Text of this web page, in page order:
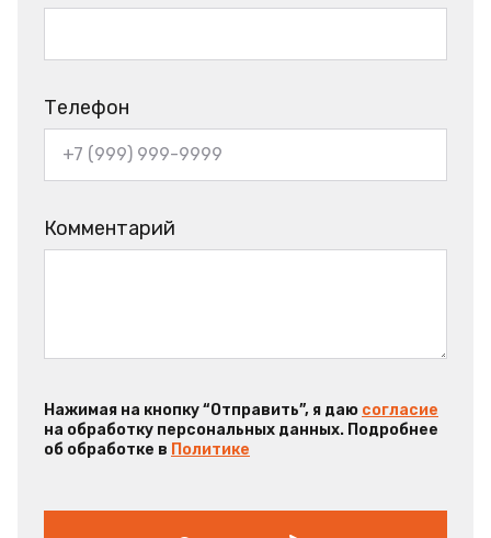
Телефон
Комментарий
Нажимая на кнопку “Отправить”, я даю согласие
на обработку персональных данных. Подробнее
об обработке в Политике